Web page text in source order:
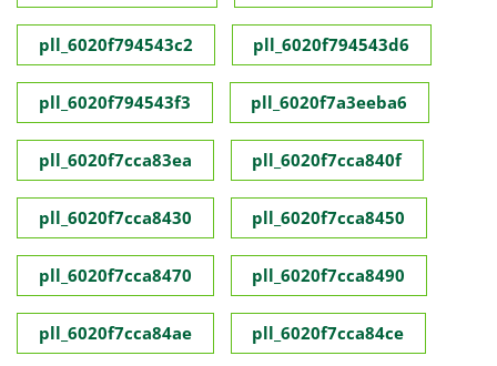
pll_6020f794543c2 pll_6020f794543d6
pll_6020f794543f3 pll_6020f7a3eeba6
pll_6020f7cca83ea pll_6020f7cca840f
pll_6020f7cca8430 pll_6020f7cca8450
pll_6020f7cca8470 pll_6020f7cca8490
pll_6020f7cca84ae pll_6020f7cca84ce